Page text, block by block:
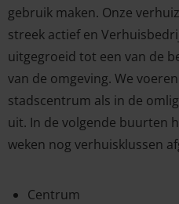
gebruik maken. Onze
streek actief en
uitgegroeid tot een van de
van de omgeving. We
stadscentrum als in de
uit. In de volgende buurten
weken nog verhuisklussen
Centrum